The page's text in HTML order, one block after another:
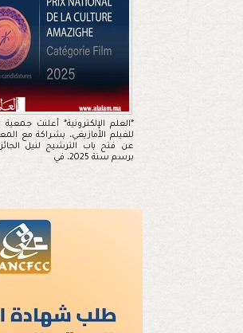
*العلم الإلكترونية* أعلنت
للفيلم الأمازيغي، بشراكة مع
عن فتح باب الترشيح لنيل
برسم سنة 2025، في